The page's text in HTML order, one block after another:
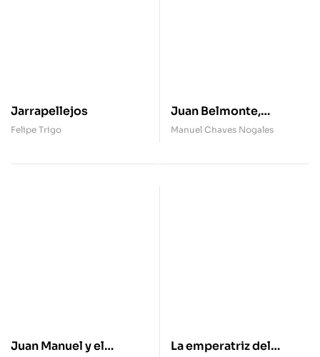
Jarrapellejos
Felipe Trigo
Juan Belmonte,
matador de toros
Manuel Chaves Nogales
Juan Manuel y el
La emperatriz del